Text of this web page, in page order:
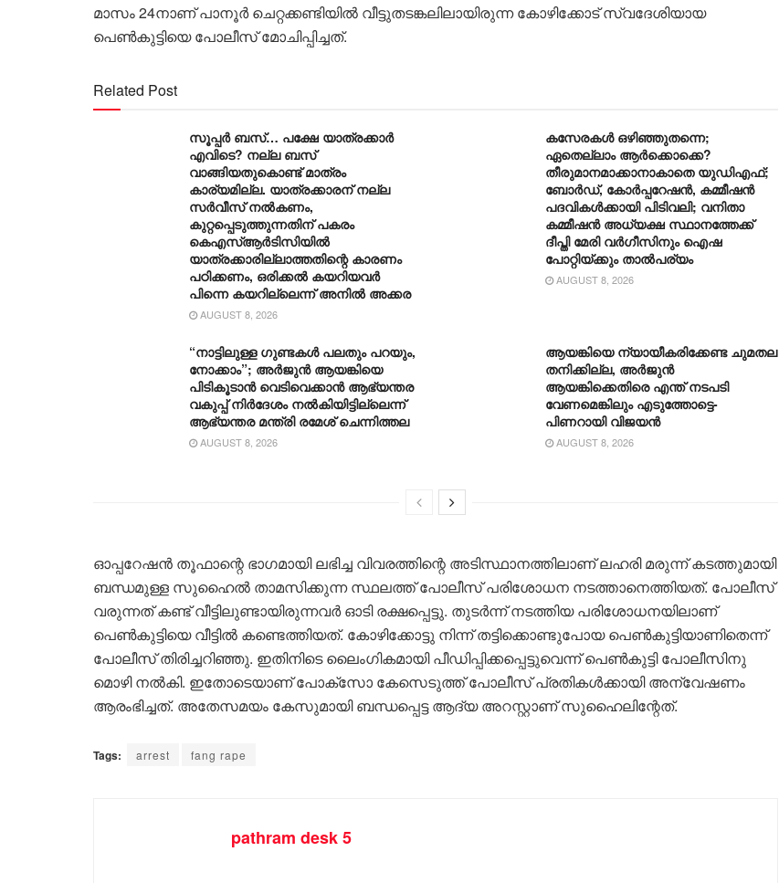
മാസം 24നാണ് പാനൂർ ചെറ്റക്കണ്ടിയിൽ വീട്ടുതടങ്കലിലായിരുന്ന കോഴിക്കോട് സ്വദേശിയായ
പെൺകുട്ടിയെ പോലീസ് മോചിപ്പിച്ചത്.
Related Post
സൂപ്പർ ബസ്… പക്ഷേ യാത്രക്കാർ
എവിടെ? നല്ല ബസ്
വാങ്ങിയതുകൊണ്ട് മാത്രം
കാര്യമില്ല. യാത്രക്കാരന് നല്ല
സര്‍വീസ് നല്‍കണം,
കുറ്റപ്പെടുത്തുന്നതിന് പകരം
കെഎസ്ആര്‍ടിസിയില്‍
യാത്രക്കാരില്ലാത്തതിന്റെ കാരണം
പഠിക്കണം, ഒരിക്കല്‍ കയറിയവര്‍
പിന്നെ കയറില്ലെന്ന് അനില്‍ അക്കര
AUGUST 8, 2026
കസേരകൾ ഒഴിഞ്ഞുതന്നെ;
ഏതെല്ലാം ആർക്കൊക്കെ?
തീരുമാനമാക്കാനാകാതെ യുഡിഎഫ്;
ബോർഡ്, കോർപ്പറേഷൻ, കമ്മീഷൻ
പദവികൾക്കായി പിടിവലി; വനിതാ
കമ്മീഷൻ അധ്യക്ഷ സ്ഥാനത്തേക്ക്
ദീപ്തി മേരി വർഗീസിനും ഐഷ
പോറ്റിയ്ക്കും താൽപര്യം
AUGUST 8, 2026
“നാട്ടിലുള്ള ഗുണ്ടകൾ പലതും പറയും,
നോക്കാം”; അർജുൻ ആയങ്കിയെ
പിടികൂടാൻ വെടിവെക്കാൻ ആഭ്യന്തര
വകുപ്പ് നിർദേശം നൽകിയിട്ടില്ലെന്ന്
ആഭ്യന്തര മന്ത്രി രമേശ് ചെന്നിത്തല
AUGUST 8, 2026
ആയങ്കിയെ ന്യായീകരിക്കേണ്ട ചുമതല
തനിക്കില്ല, അർജുൻ
ആയങ്കിക്കെതിരെ എന്ത് നടപടി
വേണമെങ്കിലും എടുത്തോട്ടെ-
പിണറായി വിജയന്‍
AUGUST 8, 2026
ഓപ്പറേഷൻ തൂഫാന്റെ ഭാഗമായി ലഭിച്ച വിവരത്തിന്റെ അടിസ്ഥാനത്തിലാണ് ലഹരി മരുന്ന് കടത്തുമായി
ബന്ധമുള്ള സുഹൈൽ താമസിക്കുന്ന സ്ഥലത്ത് പോലീസ് പരിശോധന നടത്താനെത്തിയത്. പോലീസ്
വരുന്നത് കണ്ട് വീട്ടിലുണ്ടായിരുന്നവർ ഓടി രക്ഷപ്പെട്ടു. തുടർന്ന് നടത്തിയ പരിശോധനയിലാണ്
പെൺകുട്ടിയെ വീട്ടിൽ കണ്ടെത്തിയത്. കോഴിക്കോട്ടു നിന്ന് തട്ടിക്കൊണ്ടുപോയ പെൺകുട്ടിയാണിതെന്ന്
പോലീസ് തിരിച്ചറിഞ്ഞു. ഇതിനിടെ ലൈംഗികമായി പീഡിപ്പിക്കപ്പെട്ടുവെന്ന് പെൺകുട്ടി പോലീസിനു
മൊഴി നൽകി. ഇതോടെയാണ് പോക്സോ കേസെടുത്ത് പോലീസ് പ്രതികൾക്കായി അന്വേഷണം
ആരംഭിച്ചത്. അതേസമയം കേസുമായി ബന്ധപ്പെട്ട ആദ്യ അറസ്റ്റാണ് സുഹൈലിന്റേത്.
Tags: arrest fang rape
pathram desk 5